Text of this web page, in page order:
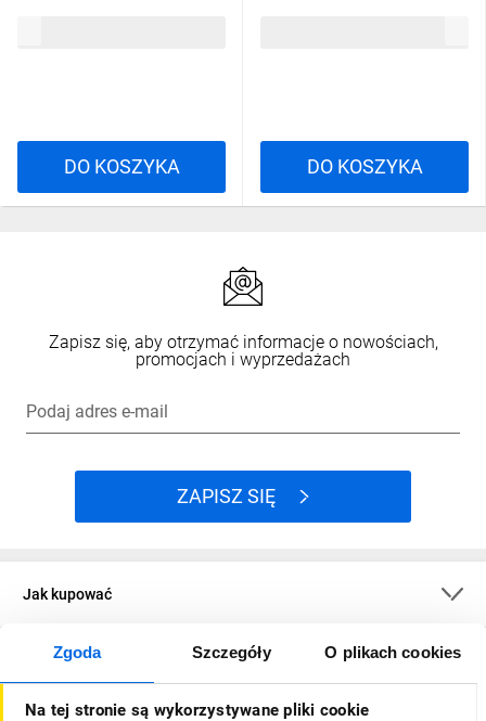
Zgoda Szczegóły O plikach cookies
Na tej stronie są wykorzystywane pliki cookie
DO KOSZYKA DO KOSZYKA
Zapisz się, aby otrzymać informacje o nowościach,
promocjach i wyprzedażach
Podaj adres e-mail
ZAPISZ SIĘ
Jak kupować
O firmie